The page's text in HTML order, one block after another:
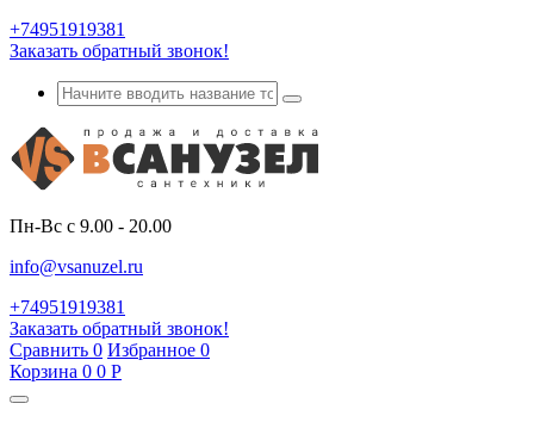
+74951919381
Заказать обратный звонок!
Пн-Вс с 9.00 - 20.00
info@vsanuzel.ru
+74951919381
Заказать обратный звонок!
Сравнить 0 Избранное 0
Корзина 0 0 Р